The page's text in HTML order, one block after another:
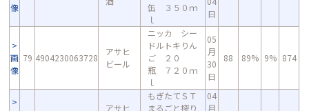
像
缶 ３５０ｍ
ｌ
日
画
像
79 4904230063728
アサヒ
ビール
ニッカ シー
ドルトキりん
ご ２０
瓶 ７２０ｍ
ｌ
05
月
30
日
88 89% 9% 874
アサヒ
もぎたてＳＴ
まるごと搾り
04
月